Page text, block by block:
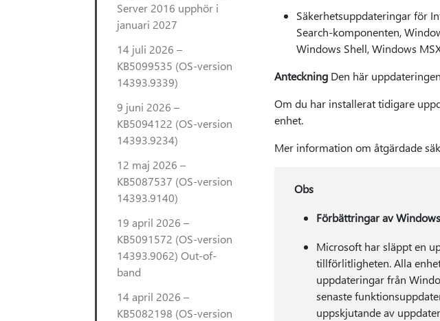
Server 2016 upphör i
januari 2027
14 juli 2026 –
KB5099535 (OS-version
14393.9339)
9 juni 2026 –
KB5094122 (OS-version
14393.9234)
12 maj 2026 –
KB5087537 (OS-version
14393.9140)
19 april 2026 –
KB5091572 (OS-version
14393.9062) Out-of-
band
14 april 2026 –
KB5082198 (OS-version
Säkerhetsuppdateringar för
Search-komponenten,
Windows Shell, Windows
Anteckning Den här
Om du har installerat tidigare
enhet.
Mer information om åtgärdade
Obs
Förbättringar av
Microsoft har släppt en
tillförlitligheten. Alla
uppdateringar från
senaste
uppskjutande av